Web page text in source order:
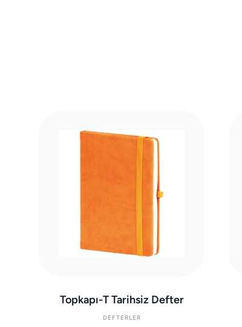
Topkapı-T Tarihsiz Defter
DEFTERLER